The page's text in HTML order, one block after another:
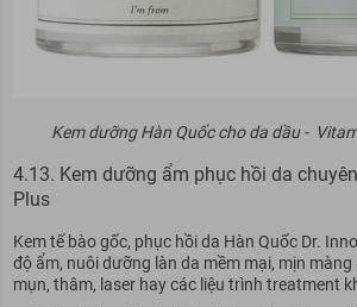
Kem dưỡng Hàn Quốc cho da dầu -
4.13. Kem dưỡng ẩm phục hồi da
Plus
Kem tế bào gốc, phục hồi da Hàn Quốc Dr.
độ ẩm, nuôi dưỡng làn da mềm mại, mịn
mụn, thâm, laser hay các liệu trình treatment